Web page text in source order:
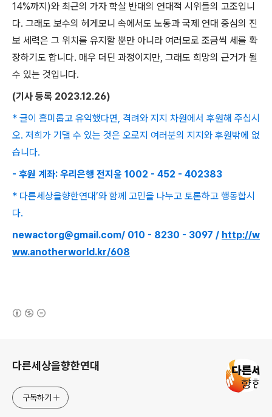
14%까지 )와 최근의 가자 학살 반대의 연대적 시위들의 고조입니
다. 그래도 보수의 헤게모니 속에서도 노동과 국제 연대 중심의 진
보 세력은 그 위치를 유지할 뿐만 아니라 여러모로 조금씩 세를 확
장하기도 합니다. 매우 더딘 과정이지만, 그래도 희망의 근거가 될
수 있는 것입니다.
(기사 등록 2023.12.26)
* 글이 흥미롭고 유익했다면, 격려와 지지 차원에서 후원해 주십시
오. 저희가 기댈 수 있는 것은 오로지 여러분의 지지와 후원밖에 없
습니다.
- 후원 계좌: 우리은행 전지윤 1002 - 452 - 402383
* 다른세상을향한연대’와 함께 고민을 나누고 토론하고 행동합시
다.
newactorg@gmail.com/ 010 - 8230 - 3097 / http://w
ww.anotherworld.kr/608
다른세상을향한연대
구독하기